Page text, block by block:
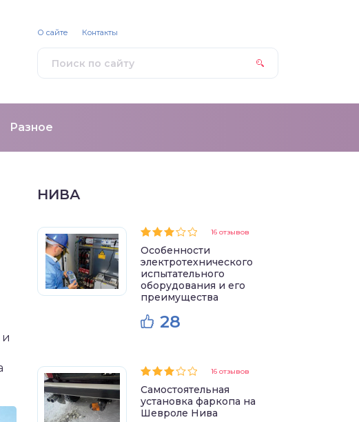
Разное
О сайте Контакты
НИВА
16 отзывов
Особенности
электротехнического
испытательного
оборудования и его
преимущества
28
16 отзывов
Самостоятельная
установка фаркопа на
Шевроле Нива